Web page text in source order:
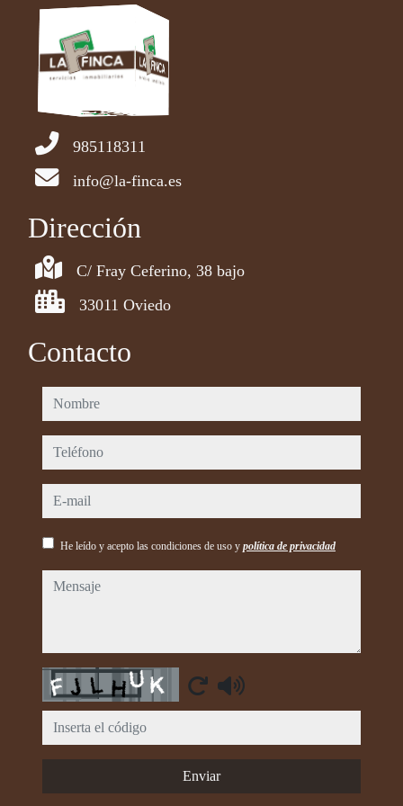
985118311
info@la-finca.es
Dirección
C/ Fray Ceferino, 38 bajo
33011 Oviedo
Contacto
nombre
teléfono
e-mail
He leído y acepto las condiciones de uso y política de privacidad
mensaje
Captcha
Enviar